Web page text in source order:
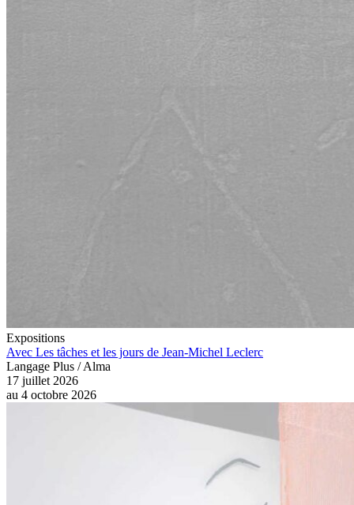
Expositions
Avec Les tâches et les jours de Jean-Michel Leclerc
Langage Plus / Alma
17 juillet 2026
au 4 octobre 2026